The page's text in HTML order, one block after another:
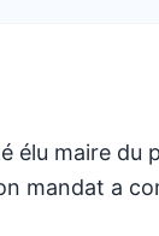
élu maire du
mandat a